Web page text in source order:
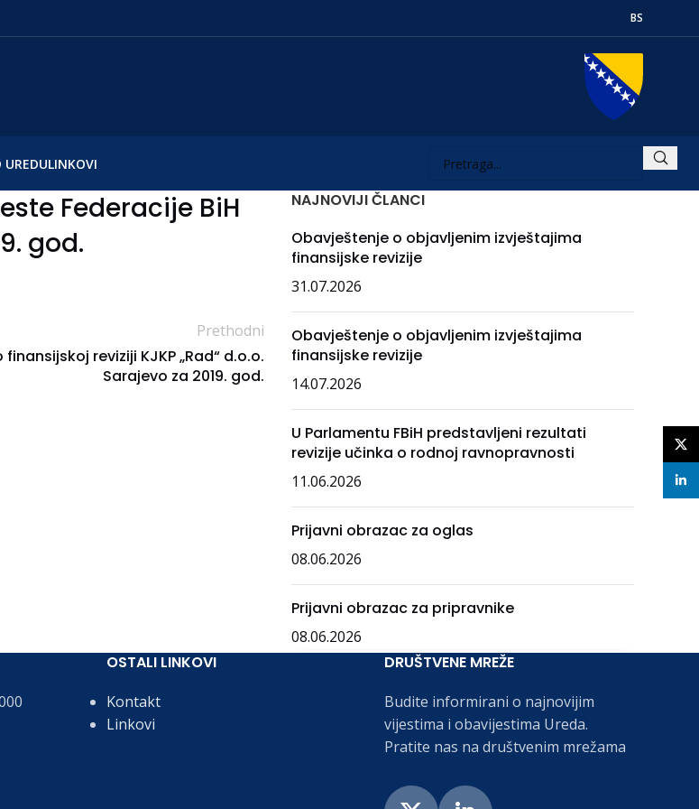
BS
UREDULINKOVI
Federacije BiH
god.
Prethodni
reviziji KJKP „Rad“ d.o.o.
Sarajevo za 2019. god.
NAJNOVIJI ČLANCI
Obavještenje o objavljenim izvještajima
finansijske revizije
31.07.2026
Obavještenje o objavljenim izvještajima
finansijske revizije
14.07.2026
U Parlamentu FBiH predstavljeni rezultati
revizije učinka o rodnoj ravnopravnosti
11.06.2026
Prijavni obrazac za oglas
08.06.2026
Prijavni obrazac za pripravnike
08.06.2026
OSTALI LINKOVI
Kontakt
Linkovi
DRUŠTVENE MREŽE
Budite informirani o najnovijim
vijestima i obavijestima Ureda.
Pratite nas na društvenim mrežama